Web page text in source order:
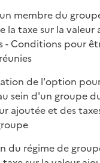
membre du
la taxe sur la valeur
- Conditions pour
de l'option
sein d'un groupe
ajoutée et des
du régime de